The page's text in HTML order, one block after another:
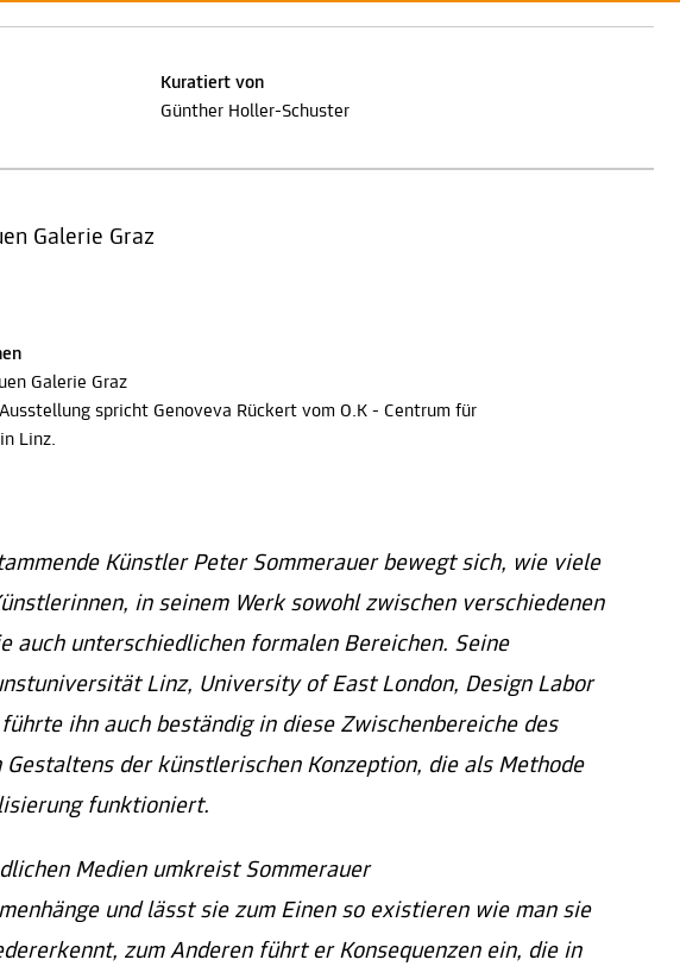
Kuratiert von
Günther Holler-Schuster
Galerie Graz
Galerie Graz
spricht Genoveva Rückert vom O.K - Centrum für
Linz.
Künstler Peter Sommerauer bewegt sich, wie viele
in seinem Werk sowohl zwischen verschiedenen
auch unterschiedlichen formalen Bereichen. Seine
Linz, University of East London, Design Labor
ihn auch beständig in diese Zwischenbereiche des
der künstlerischen Konzeption, die als Methode
funktioniert.
Medien umkreist Sommerauer
und lässt sie zum Einen so existieren wie man sie
zum Anderen führt er Konsequenzen ein, die in